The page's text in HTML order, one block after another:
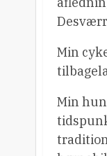
Min
Min